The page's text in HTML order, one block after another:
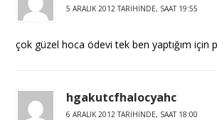
5 ARALIK 2012 TARIHINDE, SAAT 19:55
çok güzel hoca ödevi tek ben yaptığım
hgakutcfhalocyahc
6 ARALIK 2012 TARIHINDE, SAAT 18:00